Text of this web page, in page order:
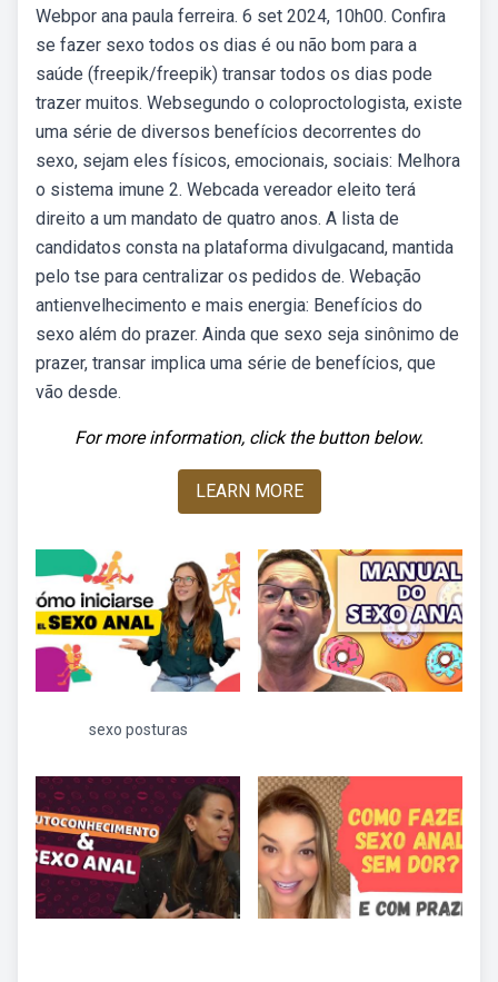
Webpor ana paula ferreira. 6 set 2024, 10h00. Confira
se fazer sexo todos os dias é ou não bom para a
saúde (freepik/freepik) transar todos os dias pode
trazer muitos. Websegundo o coloproctologista, existe
uma série de diversos benefícios decorrentes do
sexo, sejam eles físicos, emocionais, sociais: Melhora
o sistema imune 2. Webcada vereador eleito terá
direito a um mandato de quatro anos. A lista de
candidatos consta na plataforma divulgacand, mantida
pelo tse para centralizar os pedidos de. Webação
antienvelhecimento e mais energia: Benefícios do
sexo além do prazer. Ainda que sexo seja sinônimo de
prazer, transar implica uma série de benefícios, que
vão desde.
For more information, click the button below.
LEARN MORE
sexo posturas